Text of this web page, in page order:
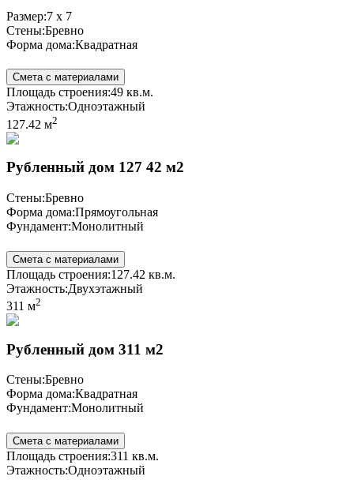
Размер:7 x 7
Стены:Бревно
Форма дома:Квадратная
Смета с материалами
Площадь строения:49 кв.м.
Этажность:Одноэтажный
127.42 м2
Рубленный дом 127 42 м2
Стены:Бревно
Форма дома:Прямоугольная
Фундамент:Монолитный
Смета с материалами
Площадь строения:127.42 кв.м.
Этажность:Двухэтажный
311 м2
Рубленный дом 311 м2
Стены:Бревно
Форма дома:Квадратная
Фундамент:Монолитный
Смета с материалами
Площадь строения:311 кв.м.
Этажность:Одноэтажный